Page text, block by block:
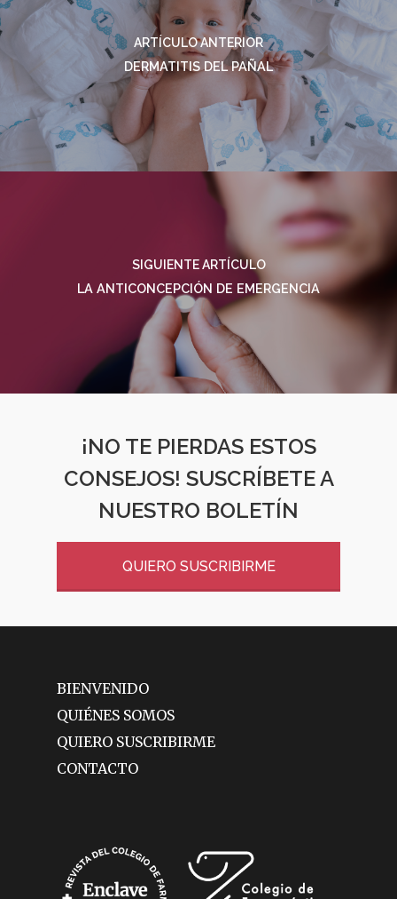
ARTÍCULO ANTERIOR
DERMATITIS DEL PAÑAL
SIGUIENTE ARTÍCULO
LA ANTICONCEPCIÓN DE EMERGENCIA
¡NO TE PIERDAS ESTOS
CONSEJOS! SUSCRÍBETE A
NUESTRO BOLETÍN
QUIERO SUSCRIBIRME
BIENVENIDO
QUIÉNES SOMOS
QUIERO SUSCRIBIRME
CONTACTO